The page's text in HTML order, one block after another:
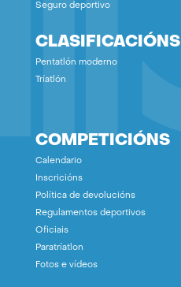
Seguro deportivo
CLASIFICACIÓNS
Pentatlón moderno
Tríatlón
COMPETICIÓNS
Calendario
Inscricións
Política de devolucións
Regulamentos deportivos
Oficiais
Paratríatlon
Fotos e vídeos